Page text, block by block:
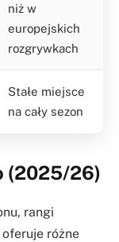
niż w
europejskich
rozgrywkach
Stałe miejsce
na cały sezon
(2025/26)
rangi
różne